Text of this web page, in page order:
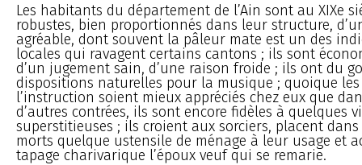
Les habitants du département de l’Ain sont au XIXe
robustes, bien proportionnés dans leur structure,
agréable, dont souvent la pâleur mate est un des
locales qui ravagent certains cantons ; ils sont
d’un jugement sain, d’une raison froide ; ils ont du
dispositions naturelles pour la musique ; quoique
l’instruction soient mieux appréciés chez eux que
d’autres contrées, ils sont encore fidèles à quelques
superstitieuses ; ils croient aux sorciers, placent
morts quelque ustensile de ménage à leur usage et
tapage charivarique l’époux veuf qui se remarie.